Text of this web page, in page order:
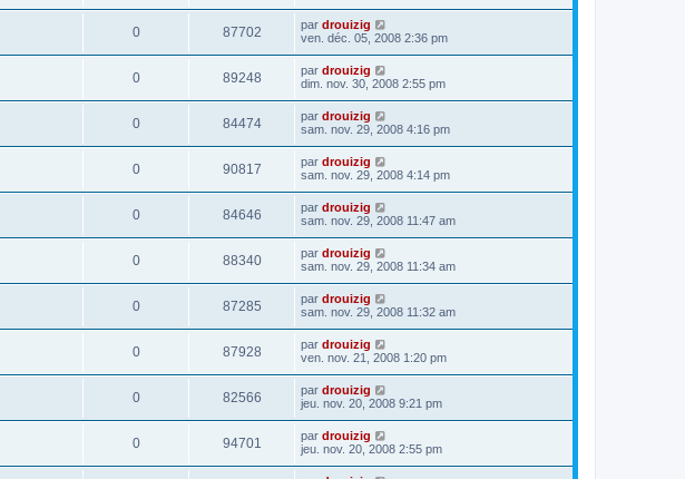
0 87702 par drouizig
ven. déc. 05, 2008 2:36 pm
0 89248 par drouizig
dim. nov. 30, 2008 2:55 pm
0 84474 par drouizig
sam. nov. 29, 2008 4:16 pm
0 90817 par drouizig
sam. nov. 29, 2008 4:14 pm
0 84646 par drouizig
sam. nov. 29, 2008 11:47 am
0 88340 par drouizig
sam. nov. 29, 2008 11:34 am
0 87285 par drouizig
sam. nov. 29, 2008 11:32 am
0 87928 par drouizig
ven. nov. 21, 2008 1:20 pm
0 82566 par drouizig
jeu. nov. 20, 2008 9:21 pm
0 94701 par drouizig
jeu. nov. 20, 2008 2:55 pm